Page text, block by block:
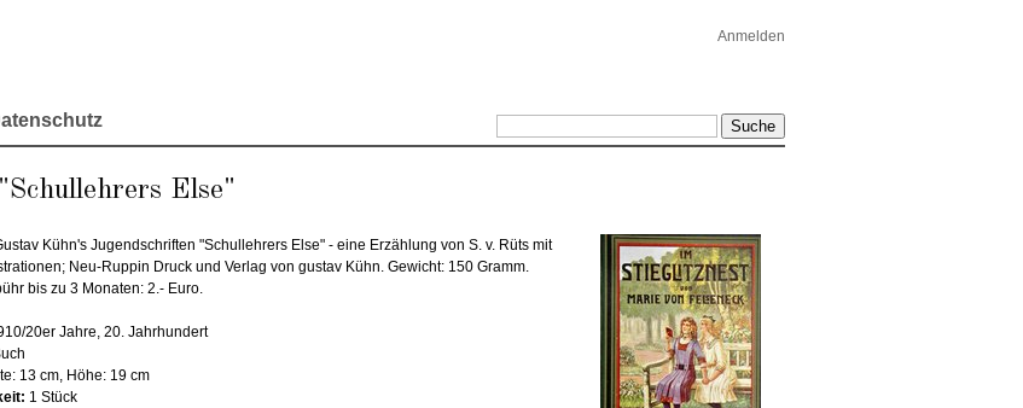
Anmelden
Else"
Kühn's Jugendschriften "Schullehrers Else" - eine Erzählung von S. v. Rüts mit
Neu-Ruppin Druck und Verlag von gustav Kühn. Gewicht: 150 Gramm.
bis zu 3 Monaten: 2.- Euro.
20er Jahre, 20. Jahrhundert
13 cm, Höhe: 19 cm
1 Stück